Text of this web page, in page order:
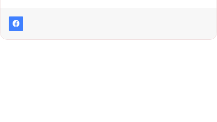
新補助嗎？領取條件、資
Tag:國民年金, 津貼, 補助
國民年金 5 月入帳時間整